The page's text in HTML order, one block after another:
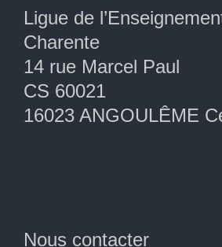
Ligue de
Charente
14 rue Marcel Paul
CS 60021
16023 ANGOULÊME
Nous contacter